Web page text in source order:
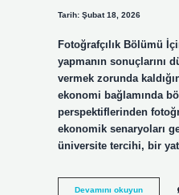
Tarih: Şubat 18, 2026
Fotoğrafçılık Bölümü
yapmanın sonuçlarını
vermek zorunda
ekonomi bağlamında
perspektiflerinden
ekonomik senaryoları
üniversite tercihi, bir
Devamını okuyun